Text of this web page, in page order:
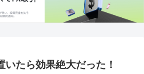
いたら効果絶大だった！